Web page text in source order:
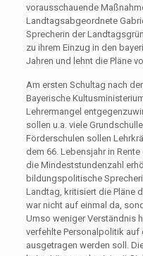
vorausschauende
Landtagsabgeordnete
Sprecherin der
zu ihrem Einzug in den
Jahren und lehnt die Pläne
Am ersten Schultag nach
Bayerische
Lehrermangel
sollen u.a. viele
Förderschulen sollen
dem 66. Lebensjahr in
die Mindeststundenzahl
bildungspolitische
Landtag, kritisiert die Pläne
war nicht auf einmal da,
Umso weniger Verständnis
verfehlte Personalpolitik auf
ausgetragen werden soll.